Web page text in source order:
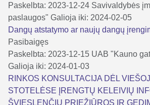
Paskelbta: 2023-12-24 Savivaldybės
paslaugos" Galioja iki: 2024-02-05
Dangų atstatymo ar naujų dangų
Pasibaigęs
Paskelbta: 2023-12-15 UAB "Kauno
Galioja iki: 2024-01-03
RINKOS KONSULTACIJA DĖL
STOTELĖSE ĮRENGTŲ KELEIVIŲ
ŠVIESLENČIŲ PRIEŽIŪROS IR